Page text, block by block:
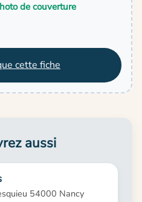
de couverture
cette fiche
aussi
54000 Nancy